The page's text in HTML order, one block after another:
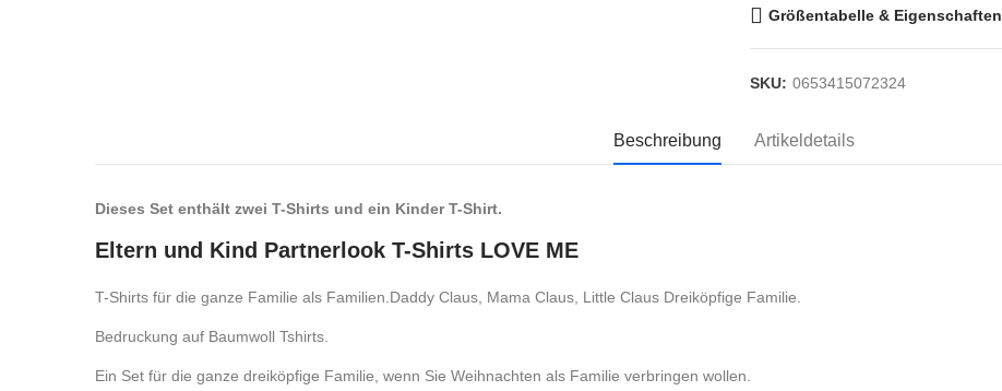
Größentabelle & Eigenschaften
SKU: 0653415072324
Beschreibung Artikeldetails
Dieses Set enthält zwei T-Shirts und ein Kinder T-Shirt.
Eltern und Kind Partnerlook T-Shirts LOVE ME
T-Shirts für die ganze Familie als Familien.Daddy Claus, Mama Claus, Little Claus Dreiköpfige Familie.
Bedruckung auf Baumwoll Tshirts.
Ein Set für die ganze dreiköpfige Familie, wenn Sie Weihnachten als Familie verbringen wollen.